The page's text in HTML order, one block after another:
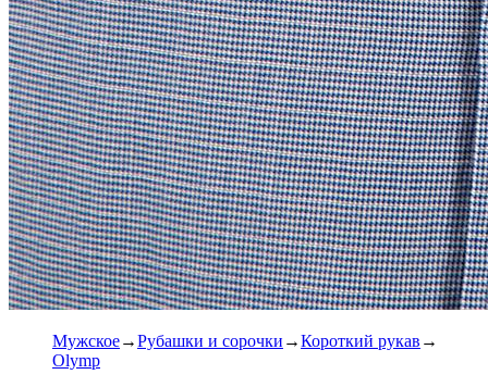
Мужское Рубашки и сорочки
Короткий рукав
Olymp